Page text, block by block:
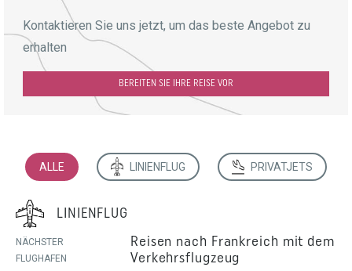
Kontaktieren Sie uns jetzt, um das beste Angebot zu
erhalten
BEREITEN SIE IHRE REISE VOR
ALLE LINIENFLUG PRIVATJETS
LINIENFLUG
NÄCHSTER
FLUGHAFEN
Reisen nach Frankreich mit dem
Verkehrsflugzeug